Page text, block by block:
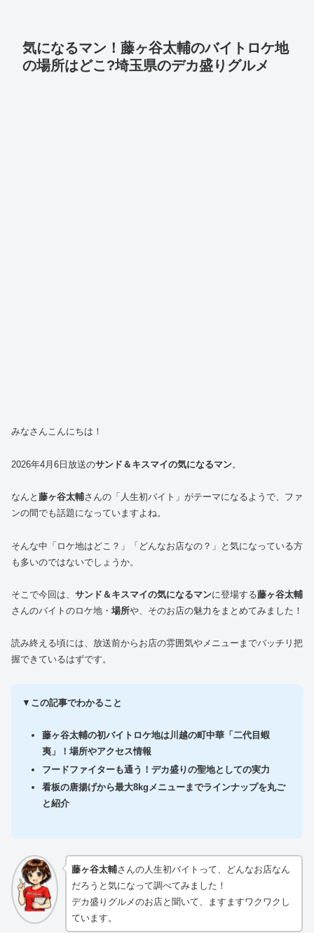
気になるマン！藤ヶ谷太輔のバイトロケ地
の場所はどこ?埼玉県のデカ盛りグルメ
みなさんこんにちは！
2026年4月6日放送のサンド＆キスマイの気になるマン。
なんと 藤ヶ谷太輔さんの「人生初バイト」がテーマになるようで、ファ
ンの間でも話題になっていますよね。
そんな中「ロケ地はどこ？」「どんなお店なの？」と気になっている方
も多いのではないでしょうか。
そこで今回は、 サンド＆キスマイの気になるマンに登場する藤ヶ谷太輔
さんのバイトのロケ地・ 場所や、そのお店の魅力をまとめてみました！
読み終える頃には、放送前からお店の雰囲気やメニューまでバッチリ把
握できているはずです。
▼ この記事でわかること
藤ヶ谷太輔の初バイトロケ地は川越の町中華「二代目蝦
夷」！場所やアクセス情報
フードファイターも通う！デカ盛りの聖地としての実力
看板の唐揚げから最大8kgメニューまでラインナップを丸ご
と紹介
藤ヶ谷太輔さんの人生初バイトって、どんなお店なん
だろうと気になって調べてみました！
デカ盛りグルメのお店と聞いて、ますますワクワクし
ています。